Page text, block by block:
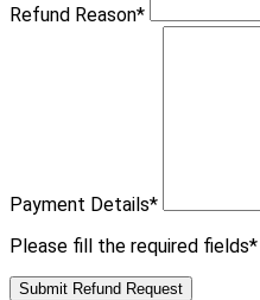
Refund Reason*
Payment Details*
Please fill the required fields*
Submit Refund Request